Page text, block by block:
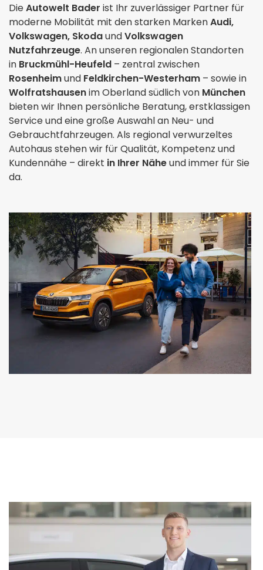
DieAutowelt Bader ist Ihr zuverlässiger Partner für
moderne Mobilität mit den starken MarkenAudi,
Volkswagen, SkodaundVolkswagen
Nutzfahrzeuge. An unseren regionalen Standorten
in Bruckmühl-Heufeld – zentral zwischen
Rosenheimund Feldkirchen-Westerham – sowie in
Wolfratshausenim Oberland südlich von München
bieten wir Ihnen persönliche Beratung, erstklassigen
Service und eine große Auswahl an Neu- und
Gebrauchtfahrzeugen. Als regional verwurzeltes
Autohaus stehen wir für Qualität, Kompetenz und
Kundennähe – direkt in Ihrer Näheund immer für Sie
da.